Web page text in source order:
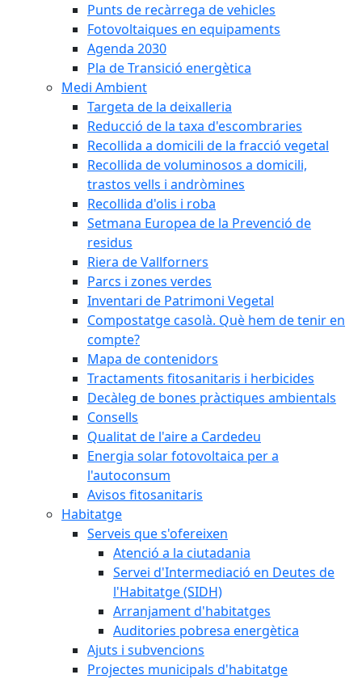
Punts de recàrrega de vehicles
Fotovoltaiques en equipaments
Agenda 2030
Pla de Transició energètica
Medi Ambient
Targeta de la deixalleria
Reducció de la taxa d'escombraries
Recollida a domicili de la fracció vegetal
Recollida de voluminosos a domicili,
trastos vells i andròmines
Recollida d'olis i roba
Setmana Europea de la Prevenció de
residus
Riera de Vallforners
Parcs i zones verdes
Inventari de Patrimoni Vegetal
Compostatge casolà. Què hem de tenir en
compte?
Mapa de contenidors
Tractaments fitosanitaris i herbicides
Decàleg de bones pràctiques ambientals
Consells
Qualitat de l'aire a Cardedeu
Energia solar fotovoltaica per a
l'autoconsum
Avisos fitosanitaris
Habitatge
Serveis que s'ofereixen
Atenció a la ciutadania
Servei d'Intermediació en Deutes de
l'Habitatge (SIDH)
Arranjament d'habitatges
Auditories pobresa energètica
Ajuts i subvencions
Projectes municipals d'habitatge